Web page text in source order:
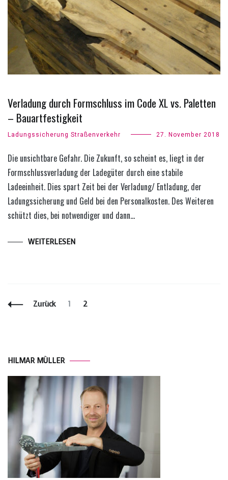
Verladung durch Formschluss im Code XL vs. Paletten
– Bauartfestigkeit
Ladungssicherung Straßenverkehr 27. November 2018
Die unsichtbare Gefahr. Die Zukunft, so scheint es, liegt in der
Formschlussverladung der Ladegüter durch eine stabile
Ladeeinheit. Dies spart Zeit bei der Verladung/ Entladung, der
Ladungssicherung und Geld bei den Personalkosten. Des Weiteren
schützt dies, bei notwendiger und dann…
WEITERLESEN
Beitragsnavigation
Zurück Seite
1 Seite
2
HILMAR MÜLLER